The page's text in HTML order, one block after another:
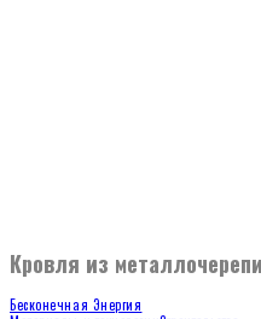
Кровля из
Бесконечная Энергия